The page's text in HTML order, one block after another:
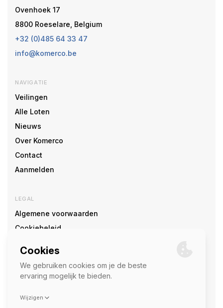
Ovenhoek 17
8800 Roeselare, Belgium
+32 (0)485 64 33 47
info@komerco.be
NAVIGATIE
Veilingen
Alle Loten
Nieuws
Over Komerco
Contact
Aanmelden
LEGAL
Algemene voorwaarden
Cookiebeleid
SOCIAL